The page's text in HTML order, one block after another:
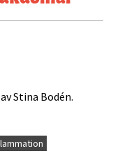
Stina Bodén.